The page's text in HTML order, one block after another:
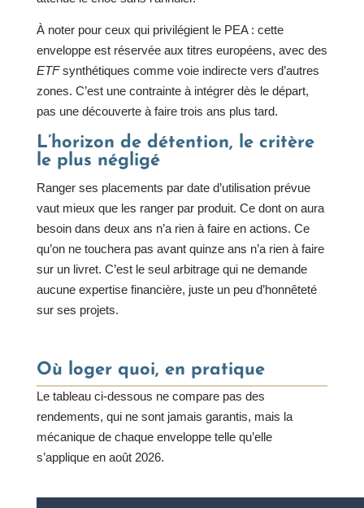
À noter pour ceux qui privilégient le PEA : cette
enveloppe est réservée aux titres européens, avec des
ETFsynthétiques comme voie indirecte vers d’autres
zones. C’est une contrainte à intégrer dès le départ,
pas une découverte à faire trois ans plus tard.
L’horizon de détention, le critère
le plus négligé
Ranger ses placements par date d’utilisation prévue
vaut mieux que les ranger par produit. Ce dont on aura
besoin dans deux ans n’a rien à faire en actions. Ce
qu’on ne touchera pas avant quinze ans n’a rien à faire
sur un livret. C’est le seul arbitrage qui ne demande
aucune expertise financière, juste un peu d’honnêteté
sur ses projets.
Où loger quoi, en pratique
Le tableau ci-dessous ne compare pas des
rendements, qui ne sont jamais garantis, mais la
mécanique de chaque enveloppe telle qu’elle
s’applique en août 2026.